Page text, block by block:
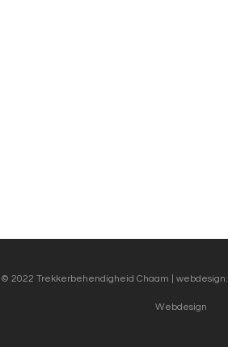
© 2022 Trekkerbehendigheid Chaam | webdesign:
Webdesign